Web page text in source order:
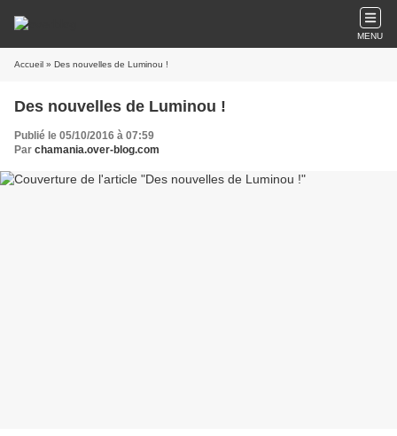
MENU
Accueil » Des nouvelles de Luminou !
Des nouvelles de Luminou !
Publié le 05/10/2016 à 07:59
Par chamania.over-blog.com